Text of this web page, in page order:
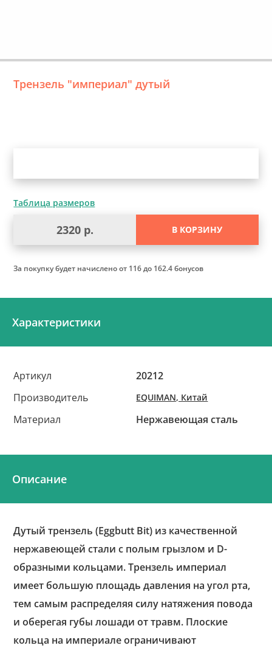
Трензель "империал" дутый
Таблица размеров
2320 р. В КОРЗИНУ
За покупку будет начисленоот 116 до 162.4 бонусов
Характеристики
Артикул
20212
Производитель
EQUIMAN, Китай
Материал Нержавеющая сталь
Описание
Дутый трензель (Eggbutt Bit) из качественной
нержавеющей стали с полым грызлом и D-
образными кольцами. Трензель империал
имеет большую площадь давления на угол рта,
тем самым распределяя силу натяжения повода
и оберегая губы лошади от травм. Плоские
кольца на империале ограничивают